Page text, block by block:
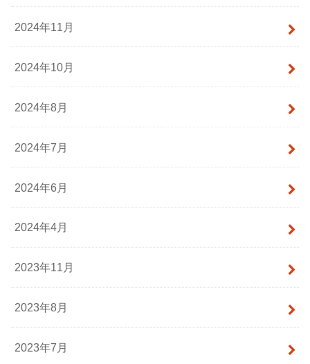
2024年11月
2024年10月
2024年8月
2024年7月
2024年6月
2024年4月
2023年11月
2023年8月
2023年7月